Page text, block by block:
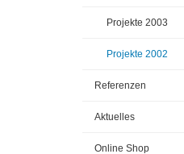
Projekte 2003
Projekte 2002
Referenzen
Aktuelles
Online Shop